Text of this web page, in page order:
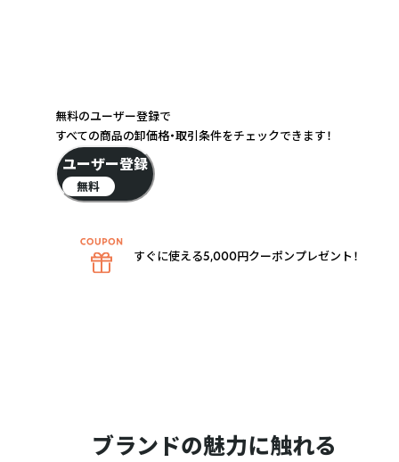
ブランドの魅力に触れる
無料のユーザー登録で
すべての商品の卸価格・取引条件をチェックできます！
ユーザー登録
無料
すぐに使える5,000円クーポンプレゼント！